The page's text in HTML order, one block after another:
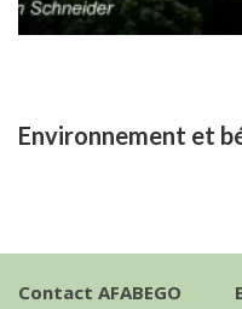
Environnement et
Contact AFABEGO